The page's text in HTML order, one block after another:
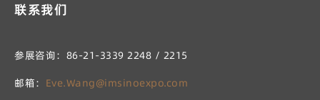
联系我们
参展咨询：86-21-3339 2248 / 2215
邮箱： Eve.Wang@imsinoexpo.com